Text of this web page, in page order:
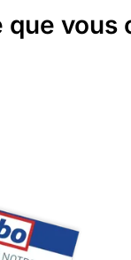
que vous